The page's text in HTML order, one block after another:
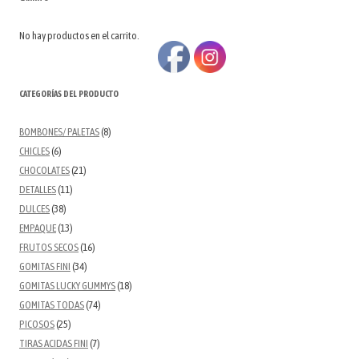
No hay productos en el carrito.
CATEGORÍAS DEL PRODUCTO
BOMBONES/ PALETAS(8)
CHICLES(6)
CHOCOLATES(21)
DETALLES(11)
DULCES(38)
EMPAQUE(13)
FRUTOS SECOS(16)
GOMITAS FINI (34)
GOMITAS LUCKY GUMMYS(18)
GOMITAS TODAS(74)
PICOSOS(25)
TIRAS ACIDAS FINI (7)